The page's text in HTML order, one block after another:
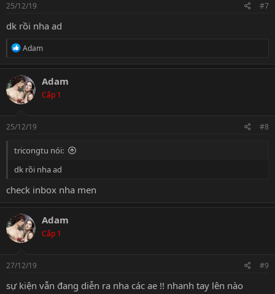
25/12/19 #7
dk rồi nha ad
R
c
t
i
o
s
Adam
Adam
Cấp 1
25/12/19 #8
tricongtu nói:
dk rồi nha ad
check inbox nha men
Adam
Cấp 1
27/12/19 #9
sự kiện vẫn đang diễn ra nha các ae !! nhanh tay lên nào